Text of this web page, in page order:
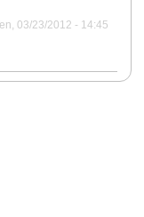
03/23/2012 - 14:45